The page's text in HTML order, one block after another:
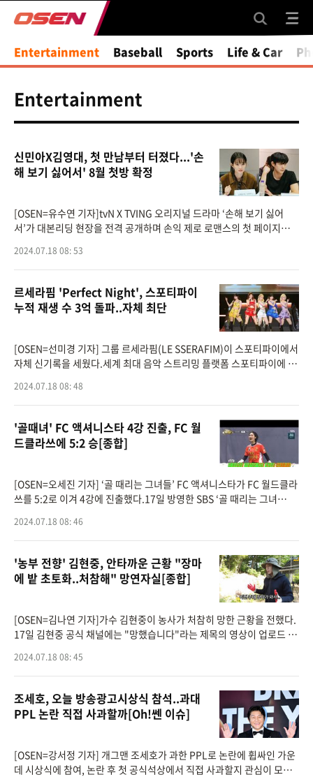
Entertainment Baseball Sports Life & Car
Entertainment
신민아X김영대, 첫 만남부터 터졌다...'손
해 보기 싫어서' 8월 첫방 확정
[OSEN=유수연 기자]tvN X TVING 오리지널 드라마 ‘손해 보기 싫어
서’가 대본리딩 현장을 전격 공개하며 손익 제로 로맨스의 첫 페이지를
라마 ‘손해 보기
2024.07.18 08: 53
르세라핌 'Perfect Night', 스포티파이
누적 재생 수 3억 돌파..자체 최단
[OSEN=선미경 기자] 그룹 르세라핌(LE SSERAFIM)이 스포티파이에서
자체 신기록을 세웠다.세계 최대 음악 스트리밍 플랫폼 스포티파이에 따
털 싱글 ‘Perfect
2024.07.18 08: 48
'골때녀' FC 액셔니스타 4강 진출, FC 월
드클라쓰에 5:2 승[종합]
[OSEN=오세진 기자] ‘골 때리는 그녀들’ FC 액셔니스타가 FC 월드클라
쓰를 5:2로 이겨 4강에 진출했다.17일 방영한 SBS ‘골 때리는 그녀
2024.07.18 08: 46
'농부 전향' 김현중, 안타까운 근황 "장마
에 밭 초토화..처참해" 망연자실[종합]
[OSEN=김나연 기자]가수 김현중이 농사가 처참히 망한 근황을 전했다.
17일 김현중 공식 채널에는 "망했습니다"라는 제목의 영상이 업로드 됐
이 다 쓰
2024.07.18 08: 45
조세호, 오늘 방송광고시상식 참석..과대
PPL 논란 직접 사과할까[Oh!쎈 이슈]
[OSEN=강서정 기자] 개그맨 조세호가 과한 PPL로 논란에 휩싸인 가운
데 시상식에 참여, 논란 후 첫 공식석상에서 직접 사과할지 관심이 모아